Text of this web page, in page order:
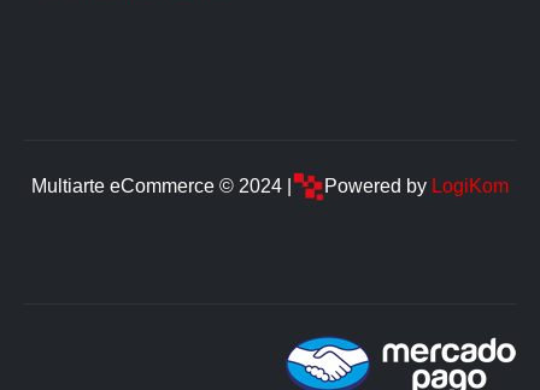
Multiarte eCommerce © 2024 | Powered by LogiKom